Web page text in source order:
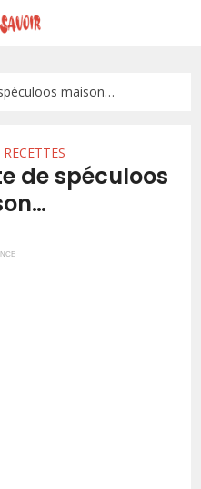
maison…
RECETTES
de spéculoos